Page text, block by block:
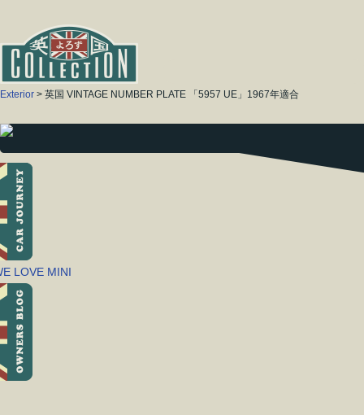
Exterior > 英国 VINTAGE NUMBER PLATE 「5957 UE」1967年適合